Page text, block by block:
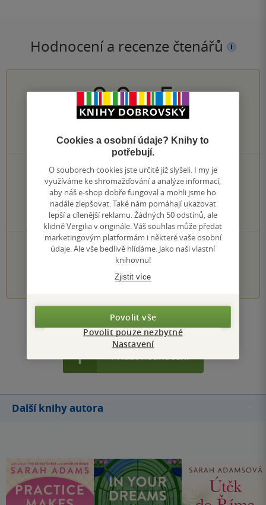
Hodnocení a recenze čtenářů
0.0z5
0hodnocení čtenářů
0×
5 hvězdiček
0×
4 hvězdičky
0×
3 hvězdičky
0×
2 hvězdičky
0×
1 hvezdička
PŘIDEJTE SVÉ HODNOCENÍ KNIHY
3 4 5
Zobrazit všechna hodnocení
Přidat hodnocení
Další knihy autora
Cookies a osobní údaje? Knihy to
potřebují.
O souborech cookies jste určitě již slyšeli. I my je
využíváme ke shromažďování a analýze informací,
aby náš e-shop dobře fungoval a mohli jsme ho
nadále zlepšovat. Také nám pomáhají ukazovat
lepší a cílenější reklamu. Žádných 50 odstínů, ale
klidně Vergilia v originále. Váš souhlas může předat
marketingovým platformám i některé vaše osobní
údaje. Ale vše bedlivě hlídáme. Jako naši vlastní
knihovnu!
Zjistit více
Povolit vše
Povolit pouze nezbytné
Nastavení